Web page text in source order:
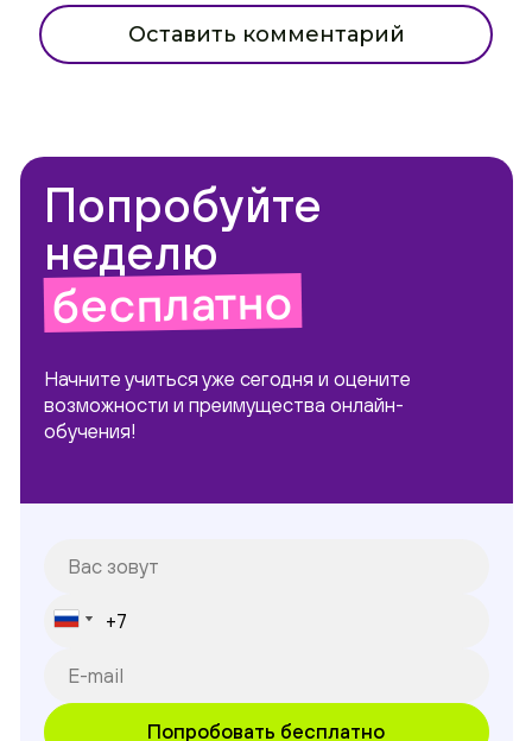
Оставить комментарий
Попробуйте
неделю
бесплатно
Начните учиться уже сегодня и оцените
возможности и преимущества онлайн-
обучения!